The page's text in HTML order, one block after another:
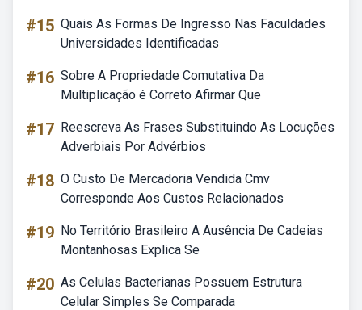
#15 Quais As Formas De Ingresso Nas Faculdades
Universidades Identificadas
#16 Sobre A Propriedade Comutativa Da
Multiplicação é Correto Afirmar Que
#17 Reescreva As Frases Substituindo As Locuções
Adverbiais Por Advérbios
#18 O Custo De Mercadoria Vendida Cmv
Corresponde Aos Custos Relacionados
#19 No Território Brasileiro A Ausência De Cadeias
Montanhosas Explica Se
#20 As Celulas Bacterianas Possuem Estrutura
Celular Simples Se Comparada